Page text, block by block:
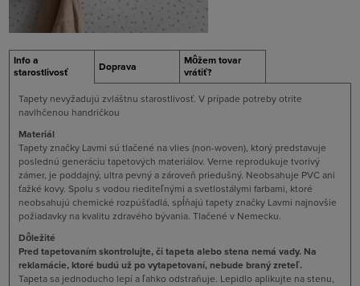
Info a
starostlivosť
Doprava
Môžem tovar
vrátiť?
Tapety nevyžadujú zvláštnu starostlivosť. V prípade potreby otrite
navlhčenou handričkou
Materiál
Tapety značky Lavmi sú tlačené na vlies (non-woven), ktorý predstavuje
poslednú generáciu tapetových materiálov. Verne reprodukuje tvorivý
zámer, je poddajný, ultra pevný a zároveň priedušný. Neobsahuje PVC ani
ťažké kovy. Spolu s vodou riediteľnými a svetlostálymi farbami, ktoré
neobsahujú chemické rozpúšťadlá, spĺňajú tapety značky Lavmi najnovšie
požiadavky na kvalitu zdravého bývania. Tlačené v Nemecku.
Dôležité
Pred tapetovaním skontrolujte, či tapeta alebo stena nemá vady. Na
reklamácie, ktoré budú už po vytapetovaní, nebude braný zreteľ.
Tapeta sa jednoducho lepí a ľahko odstraňuje. Lepidlo aplikujte na stenu,